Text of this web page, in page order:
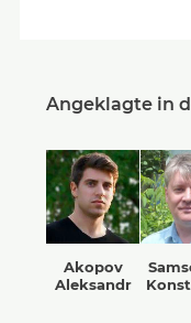
Angeklagte in
Akopov
Aleksandr